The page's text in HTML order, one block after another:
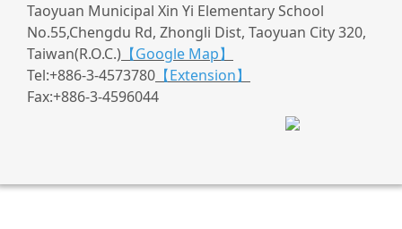
Taoyuan Municipal Xin Yi Elementary School
No.55,Chengdu Rd, Zhongli Dist, Taoyuan City 320,
Taiwan(R.O.C.) 【Google Map】
Tel:+886-3-4573780 【Extension】
Fax:+886-3-4596044